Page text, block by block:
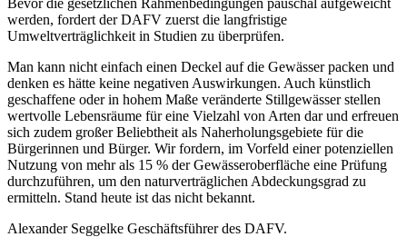
Bevor die gesetzlichen Rahmenbedingungen pauschal aufgeweicht
werden, fordert der DAFV zuerst die langfristige
Umweltverträglichkeit in Studien zu überprüfen.
Man kann nicht einfach einen Deckel auf die Gewässer packen und
denken es hätte keine negativen Auswirkungen. Auch künstlich
geschaffene oder in hohem Maße veränderte Stillgewässer stellen
wertvolle Lebensräume für eine Vielzahl von Arten dar und erfreuen
sich zudem großer Beliebtheit als Naherholungsgebiete für die
Bürgerinnen und Bürger. Wir fordern, im Vorfeld einer potenziellen
Nutzung von mehr als 15 % der Gewässeroberfläche eine Prüfung
durchzuführen, um den naturverträglichen Abdeckungsgrad zu
ermitteln. Stand heute ist das nicht bekannt.
Alexander Seggelke Geschäftsführer des DAFV.